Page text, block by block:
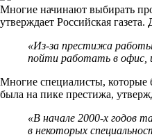
Многие начинают выбирать
утверждает Российская газета.
«Из-за престижа работы
пойти работать в офис,
Многие специалисты, которые
была на пике престижа,
«В начале 2000-х годов
в некоторых